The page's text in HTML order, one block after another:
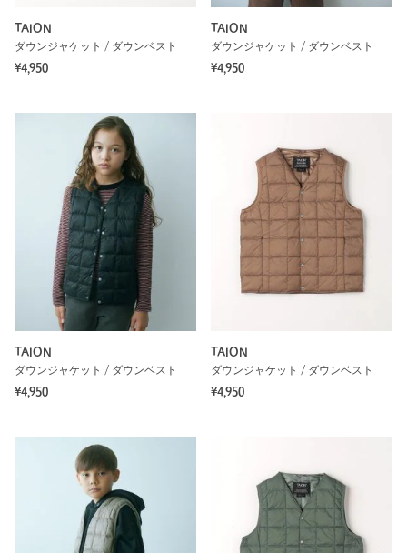
TAION
ダウンジャケット / ダウンベスト
¥4,950
TAION
ダウンジャケット / ダウンベスト
¥4,950
TAION
ダウンジャケット / ダウンベスト
¥4,950
TAION
ダウンジャケット / ダウンベスト
¥4,950